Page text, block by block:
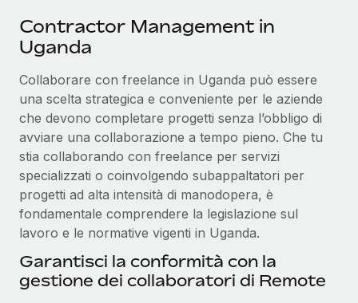
Reverse Tech at a glance Health and wellness startup,
Reverse Tech, partnered with Remote to manage...
Maggiori informazioni
Contractor Management in
Uganda
Collaborare con freelance in Uganda può essere
una scelta strategica e conveniente per le aziende
che devono completare progetti senza l’obbligo di
avviare una collaborazione a tempo pieno. Che tu
stia collaborando con freelance per servizi
specializzati o coinvolgendo subappaltatori per
progetti ad alta intensità di manodopera, è
fondamentale comprendere la legislazione sul
lavoro e le normative vigenti in Uganda.
Garantisci la conformità con la
gestione dei collaboratori di Remote